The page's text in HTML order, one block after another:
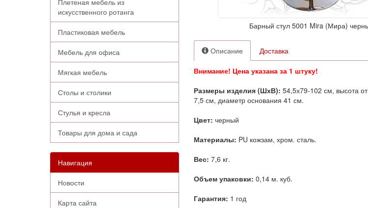
Плетеная мебель из
искусственного ротанга
Пластиковая мебель
Мебель для офиса
Мягкая мебель
Столы и столики
Стулья и кресла
Товары для дома и сада
Навигация
Новости
Карта сайта
Барный стул 5001 Mira (Мира)
Описание Доставка
Внимание! Цена указана за 1 штуку!
Размеры изделия (ШхВ): 54,5х79-102 см, высота
7,5 см, диаметр основания 41 см.
Цвет: черный
Материалы: PU кожзам, хром. сталь.
Вес: 7,6 кг.
Объем упаковки: 0,14 м. куб.
Гарантия: 1 год